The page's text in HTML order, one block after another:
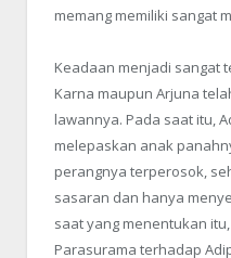
memang memiliki sangat
Keadaan menjadi sangat
Karna maupun Arjuna
lawannya. Pada saat itu,
melepaskan anak
perangnya terperosok,
sasaran dan hanya
saat yang menentukan
Parasurama terhadap